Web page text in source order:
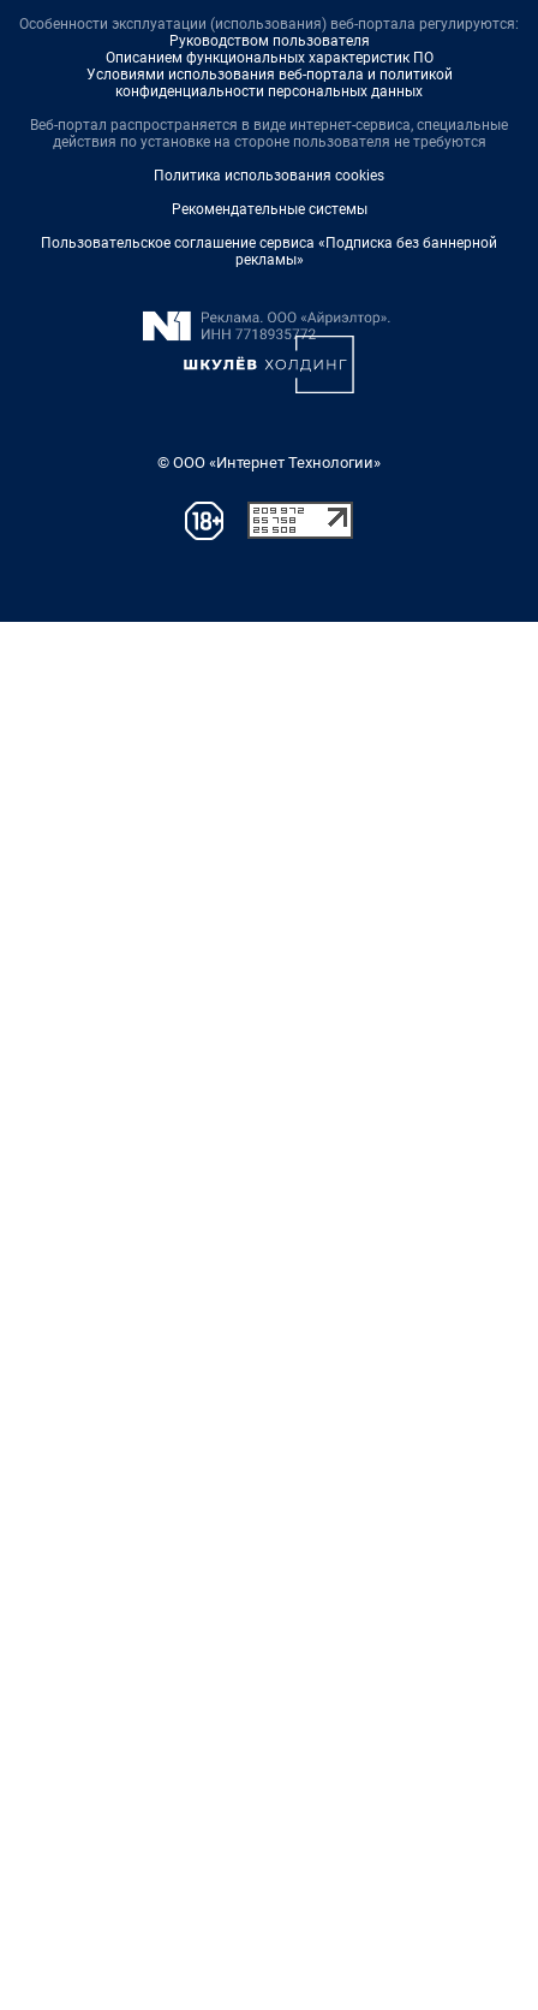
Особенности эксплуатации (использования) веб-портала регулируются:
Руководством пользователя
Описанием функциональных характеристик ПО
Условиями использования веб-портала и политикой
конфиденциальности персональных данных
Веб-портал распространяется в виде интернет-сервиса, специальные
действия по установке на стороне пользователя не требуются
Политика использования cookies
Рекомендательные системы
Пользовательское соглашение сервиса «Подписка без баннерной
рекламы»
© ООО «Интернет Технологии»